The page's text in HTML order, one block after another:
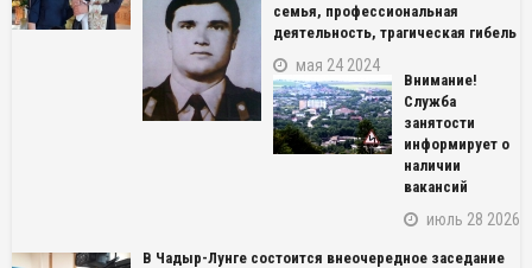
семья, профессиональная
деятельность, трагическая гибель
мая 24 2024
Внимание!
Служба
занятости
информирует о
наличии
вакансий
июль 28 2026
В Чадыр-Лунге состоится внеочередное заседание